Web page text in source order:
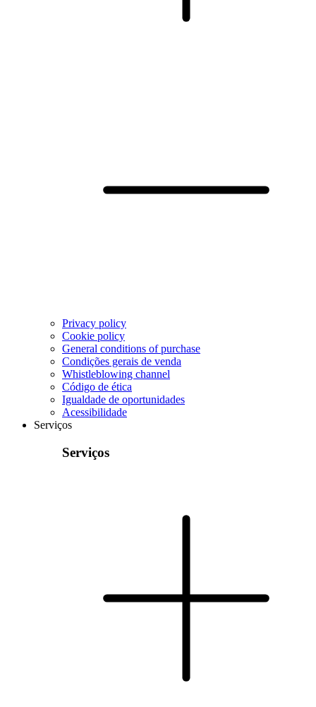
Privacy policy
Cookie policy
General conditions of purchase
Condições gerais de venda
Whistleblowing channel
Código de ética
Igualdade de oportunidades
Acessibilidade
Serviços
Serviços